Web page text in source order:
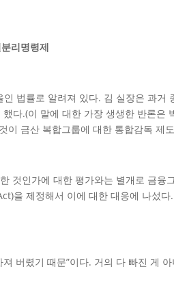
리명령제
법률로 알려져 있다. 김 실장은 과
다.(이 말에 대한 가장 생생한 반론
이 금산 복합그룹에 대한 통합감독 제
것인가에 대한 평가와는 별개로 금
을 제정해서 이에 대한 대응에 나섰
버렸기 때문”이다. 거의 다 빠진 게